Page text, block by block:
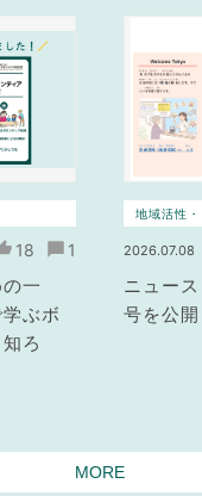
18 1
一
ぶボ
ろ
地域活性
2026.07.08
ニュー
号を公開
MORE